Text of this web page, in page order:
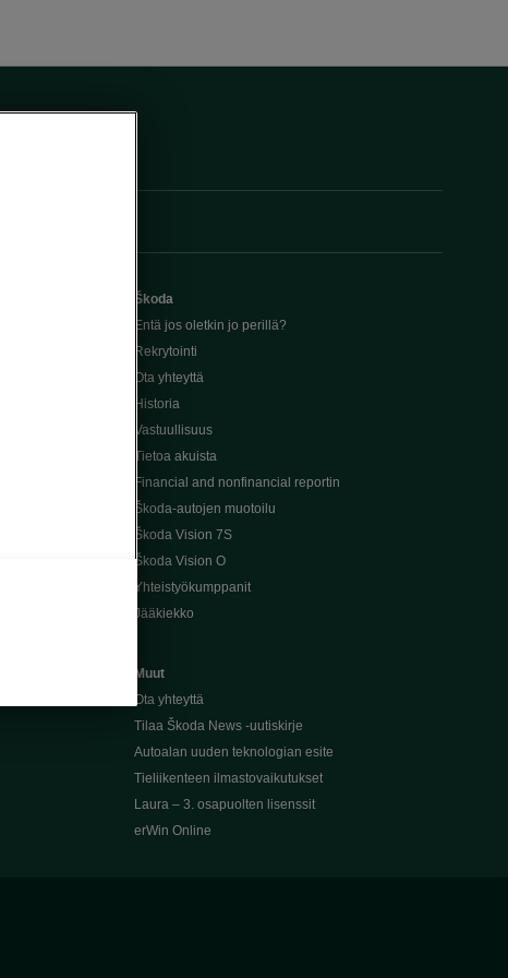
Škoda
Entä jos oletkin jo perillä?
Rekrytointi
Ota yhteyttä
Historia
Vastuullisuus
Tietoa akuista
Financial and nonfinancial reportin
Škoda-autojen muotoilu
Škoda Vision 7S
Škoda Vision O
Yhteistyökumppanit
Jääkiekko
Muut
Ota yhteyttä
Tilaa Škoda News -uutiskirje
Autoalan uuden teknologian esite
Tieliikenteen ilmastovaikutukset
Laura – 3. osapuolten lisenssit
erWin Online